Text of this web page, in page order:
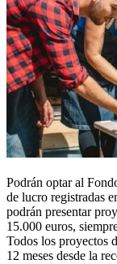
Podrán optar al
de lucro registradas
podrán presentar
15.000 euros,
Todos los proyectos
12 meses desde la